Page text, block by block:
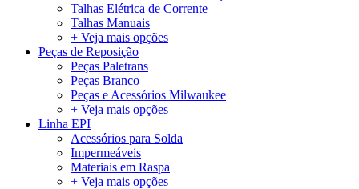
Talhas Elétrica de Corrente
Talhas Manuais
+ Veja mais opções
Peças de Reposição
Peças Paletrans
Peças Branco
Peças e Acessórios Milwaukee
+ Veja mais opções
Linha EPI
Acessórios para Solda
Impermeáveis
Materiais em Raspa
+ Veja mais opções